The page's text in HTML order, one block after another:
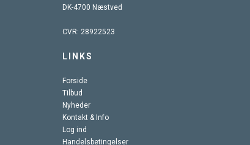
DK-4700 Næstved
CVR: 28922523
LINKS
Forside
Tilbud
Nyheder
Kontakt & Info
Log ind
Handelsbetingelser